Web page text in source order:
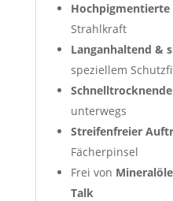
Hochpigmentierte
Strahlkraft
Langanhaltend &
speziellem
unterwegs
Streifenfreier
Fächerpinsel
Frei von
Talk